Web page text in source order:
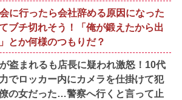
に行ったら会社辞める原因になった
ブチ切れそう！「俺が鍛えたから出
とか何様のつもりだ？
盗まれるも店長に疑われ激怒！10代
でロッカー内にカメラを仕掛けて犯
の女だった…警察へ行くと言って止